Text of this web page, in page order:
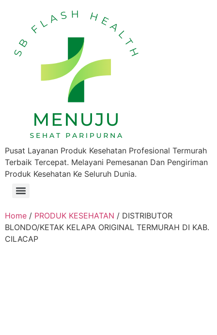
Pusat Layanan Produk Kesehatan Profesional Termurah
Terbaik Tercepat. Melayani Pemesanan Dan Pengiriman
Produk Kesehatan Ke Seluruh Dunia.
Home / PRODUK KESEHATAN / DISTRIBUTOR
BLONDO/KETAK KELAPA ORIGINAL TERMURAH DI KAB.
CILACAP